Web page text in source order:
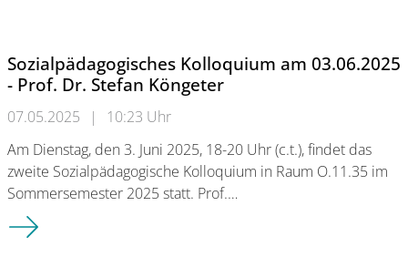
Sozialpädagogisches Kolloquium am 03.06.2025
- Prof. Dr. Stefan Köngeter
07.05.2025 |
10:23 Uhr
Am Dienstag, den 3. Juni 2025, 18-20 Uhr (c.t.), findet das
zweite Sozialpädagogische Kolloquium in Raum O.11.35 im
Sommersemester 2025 statt. Prof.…
Sozialpädagogisches Kolloquium am 03.06.2025 - Prof. Dr.